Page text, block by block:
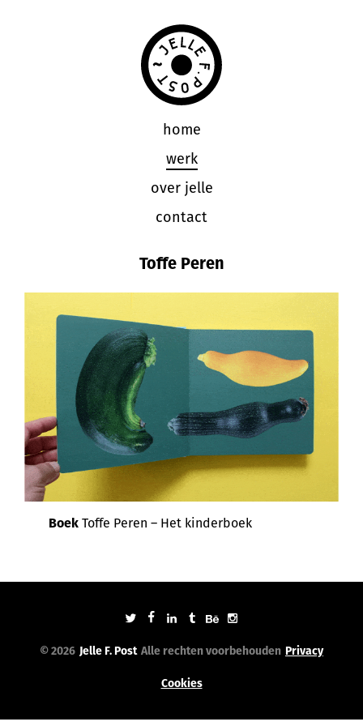
home
werk
over jelle
contact
Toffe Peren
BoekToffe Peren – Het kinderboek
© 2026 Jelle F. Post Alle rechten voorbehouden Privacy
Cookies